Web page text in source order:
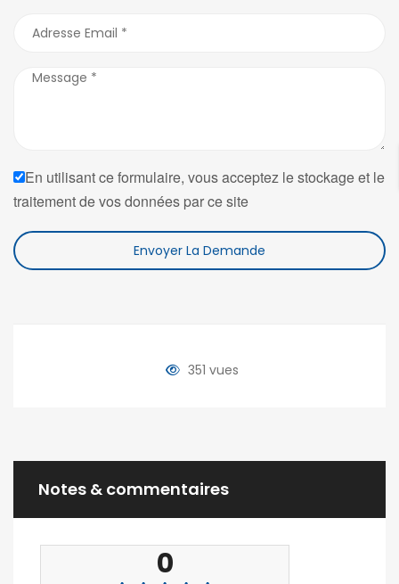
En utilisant ce formulaire, vous acceptez le stockage et le
traitement de vos données par ce site
Envoyer La Demande
351 vues
Notes & commentaires
0